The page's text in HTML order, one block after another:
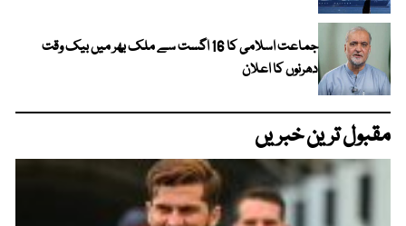
جماعت اسلامی کا 16 اگست سے ملک بھر میں بیک وقت
دھرنوں کا اعلان
مقبول ترین خبریں